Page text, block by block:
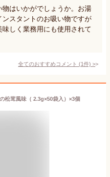
はいかがでしょうか。お湯
スタントのお吸い物ですが
味しく業務用にも使用されて
全てのおすすめコメント (1件) >
松茸風味（ 2.3g×50袋入）×3個